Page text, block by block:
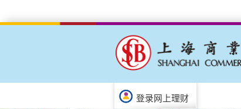
登录网上理财